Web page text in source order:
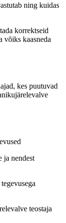
ning kuidas
korrektseid
võiks kaasneda
kes puutuvad
ja nendest
teostaja